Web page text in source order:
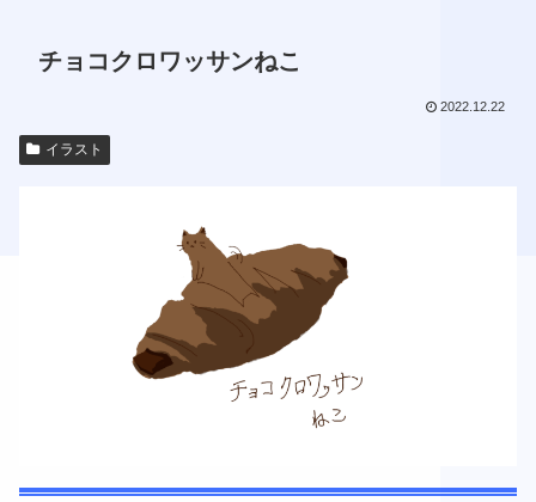
チョコクロワッサンねこ
2022.12.22
イラスト